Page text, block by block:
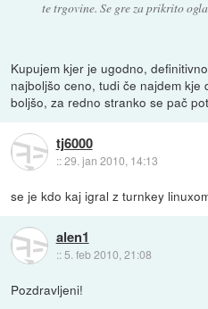
te trgovine. Se gre za prikrito
Kupujem kjer je ugodno,
najboljšo ceno, tudi če najdem kje
boljšo, za redno stranko se pač
tj6000
::29. jan 2010, 14:13
se je kdo kaj igral z turnkey
alen1
:: 5. feb 2010, 21:08
Pozdravljeni!